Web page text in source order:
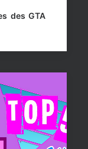
des GTA